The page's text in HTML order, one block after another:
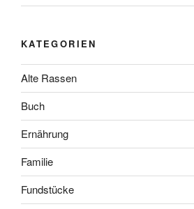
KATEGORIEN
Alte Rassen
Buch
Ernährung
Familie
Fundstücke